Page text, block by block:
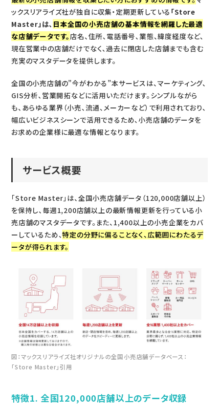
ックスリアライズ社が独自に収集・定期更新している 「Store
Master」は、 日本全国の小売店舗の基本情報を網羅した最適
な店舗データです。 店名、住所、電話番号、業態、緯度経度など、
現在営業中の店舗だけでなく、過去に閉店した店舗までも含む
充実のマスタデータを提供します。
全国の小売店舗の”今がわかる”本サービスは、マーケティング、
GIS分析、営業開拓などに活用いただけます。シンプルながら
も、あらゆる業界（小売、流通、メーカーなど）で利用されており、
幅広いビジネスシーンで活用できるため、小売店舗のデータを
お求めの企業様に最適な情報となります。
サービス概要
「Store Master」は、全国小売店舗データ（120,000店舗以上）
を保持し、毎週1,200店舗以上の最新情報更新を行っている小
売店舗のマスタデータです。また、1,400以上の小売企業をカバ
ーしているため、特定の分野に偏ることなく、広範囲にわたるデ
ータが得られます。
図：マックスリアライズ社オリジナルの全国小売店舗データベース：
「Store Master」引用
特徴1. 全国120,000店舗以上のデータ収録